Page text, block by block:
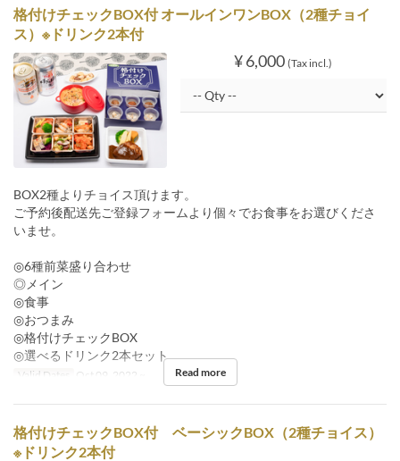
格付けチェックBOX付 オールインワンBOX（2種チョイ
ス）※ドリンク2本付
¥ 6,000 (Tax incl.)
BOX2種よりチョイス頂けます。
ご予約後配送先ご登録フォームより個々でお食事をお選びくださ
いませ。
◎6種前菜盛り合わせ
◎メイン
◎食事
◎おつまみ
◎格付けチェックBOX
◎選べるドリンク2本セット
Valid Dates Oct 09, 2022 ~ Read more
格付けチェックBOX付 ベーシックBOX（2種チョイス）
※ドリンク2本付